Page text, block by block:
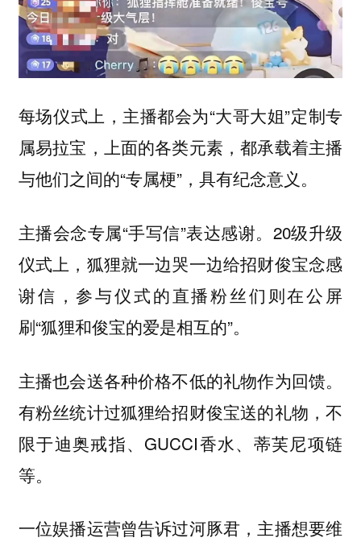
每场仪式上，主播都会为“大哥大姐”定制专
属易拉宝，上面的各类元素，都承载着主播
与他们之间的“专属梗”，具有纪念意义。
主播会念专属“手写信”表达感谢。20级升级
仪式上，狐狸就一边哭一边给招财俊宝念感
谢信，参与仪式的直播粉丝们则在公屏
刷“狐狸和俊宝的爱是相互的”。
主播也会送各种价格不低的礼物作为回馈。
有粉丝统计过狐狸给招财俊宝送的礼物，不
限于迪奥戒指、GUCCI香水、蒂芙尼项链
等。
一位娱播运营曾告诉过河豚君，主播想要维